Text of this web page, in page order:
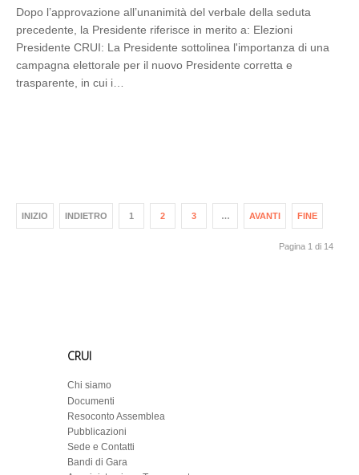
Dopo l’approvazione all’unanimità del verbale della seduta
precedente, la Presidente riferisce in merito a: Elezioni
Presidente CRUI: La Presidente sottolinea l'importanza di una
campagna elettorale per il nuovo Presidente corretta e
trasparente, in cui i…
INIZIO INDIETRO 1 2 3 … AVANTI FINE
Pagina 1 di 14
CRUI
Chi siamo
Documenti
Resoconto Assemblea
Pubblicazioni
Sede e Contatti
Bandi di Gara